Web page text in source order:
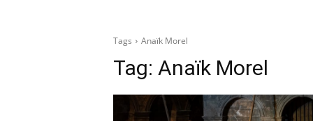
Tags Anaïk Morel
Tag: Anaïk Morel